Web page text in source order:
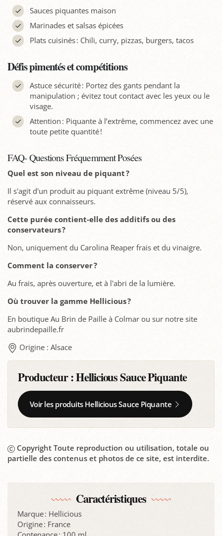
Sauces piquantes maison
Marinades et salsas épicées
Plats cuisinés : Chili, curry, pizzas, burgers, tacos
Défis pimentés et compétitions
Astuce sécurité : Portez des gants pendant la
manipulation ; évitez tout contact avec les yeux ou le
visage.
Attention : Piquante à l’extrême, commencez avec une
toute petite quantité !
FAQ- Questions Fréquemment Posées
Quel est son niveau de piquant?
Il s'agit d'un produit au piquant extrême (niveau 5/5),
réservé aux connaisseurs.
Cette purée contient-elle des additifs ou des
conservateurs?
Non, uniquement du Carolina Reaper frais et du vinaigre.
Comment la conserver?
Au frais, après ouverture, et à l'abri de la lumière.
Où trouver la gamme Hellicious?
En boutique Au Brin de Paille à Colmar ou sur notre site
aubrindepaille.fr
Origine : Alsace
Producteur :Hellicious Sauce Piquante
Voir les produits Hellicious Sauce Piquante
Copyright Toute reproduction ou utilisation, totale ou
partielle des contenus et photos de ce site, est interdite.
Caractéristiques
Marque : Hellicious
Origine : France